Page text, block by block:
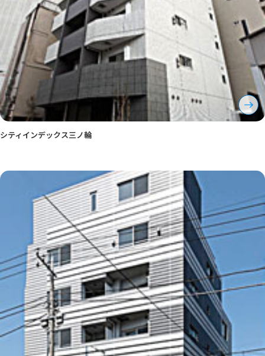
シティインデックス三ノ輪